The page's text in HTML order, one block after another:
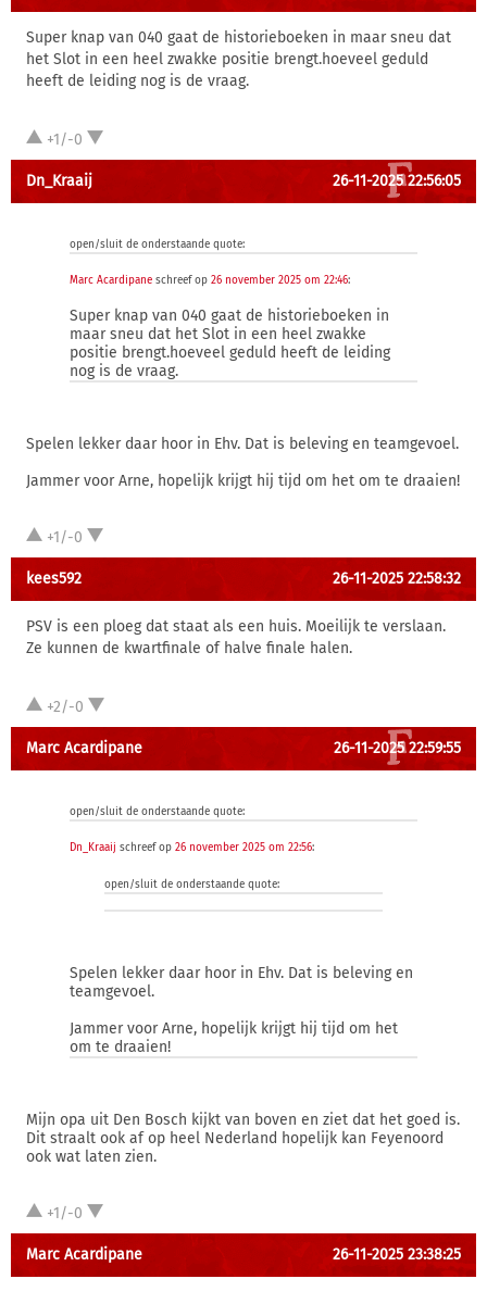
Super knap van 040 gaat de historieboeken in maar sneu dat
het Slot in een heel zwakke positie brengt.hoeveel geduld
heeft de leiding nog is de vraag.
+1/-0
Dn_Kraaij 26-11-2025 22:56:05
open/sluit de onderstaande quote:
Marc Acardipane schreef op 26 november 2025 om 22:46:
Super knap van 040 gaat de historieboeken in
maar sneu dat het Slot in een heel zwakke
positie brengt.hoeveel geduld heeft de leiding
nog is de vraag.
Spelen lekker daar hoor in Ehv. Dat is beleving en teamgevoel.
Jammer voor Arne, hopelijk krijgt hij tijd om het om te draaien!
+1/-0
kees592 26-11-2025 22:58:32
PSV is een ploeg dat staat als een huis. Moeilijk te verslaan.
Ze kunnen de kwartfinale of halve finale halen.
+2/-0
Marc Acardipane 26-11-2025 22:59:55
open/sluit de onderstaande quote:
Dn_Kraaij schreef op 26 november 2025 om 22:56:
open/sluit de onderstaande quote:
Spelen lekker daar hoor in Ehv. Dat is beleving en
teamgevoel.
Jammer voor Arne, hopelijk krijgt hij tijd om het
om te draaien!
Mijn opa uit Den Bosch kijkt van boven en ziet dat het goed is.
Dit straalt ook af op heel Nederland hopelijk kan Feyenoord
ook wat laten zien.
+1/-0
Marc Acardipane 26-11-2025 23:38:25